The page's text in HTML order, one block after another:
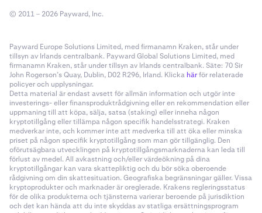
© 2011 – 2026 Payward, Inc.
Payward Europe Solutions Limited, med firmanamn Kraken, står under
tillsyn av Irlands centralbank. Payward Global Solutions Limited, med
firmanamn Kraken, står under tillsyn av Irlands centralbank. Säte: 70 Sir
John Rogerson’s Quay, Dublin, D02 R296, Irland. Klicka härför relaterade
policyer och upplysningar.
Detta material är endast avsett för allmän information och utgör inte
investerings- eller finansproduktrådgivning eller en rekommendation eller
uppmaning till att köpa, sälja, satsa (staking) eller inneha någon
kryptotillgång eller tillämpa någon specifik handelsstrategi. Kraken
medverkar inte, och kommer inte att medverka till att öka eller minska
priset på någon specifik kryptotillgång som man gör tillgänglig. Den
oförutsägbara utvecklingen på kryptotillgångsmarknaderna kan leda till
förlust av medel. All avkastning och/eller värdeökning på dina
kryptotillgångar kan vara skattepliktig och du bör söka oberoende
rådgivning om din skattesituation. Geografiska begränsningar gäller. Vissa
kryptoprodukter och marknader är oreglerade. Krakens regleringsstatus
för de olika produkterna och tjänsterna varierar beroende på jurisdiktion
och det kan hända att du inte skyddas av statliga ersättningsprogram